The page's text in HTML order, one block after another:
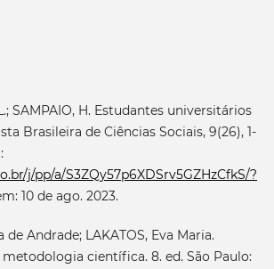
SAMPAIO, H. Estudantes universitários
Brasileira de Ciências Sociais, 9(26), 1-
j/pp/a/S3ZQy57p6XDSrv5GZHzCfkS/?
10 de ago. 2023.
de Andrade; LAKATOS, Eva Maria.
científica. 8. ed. São Paulo: